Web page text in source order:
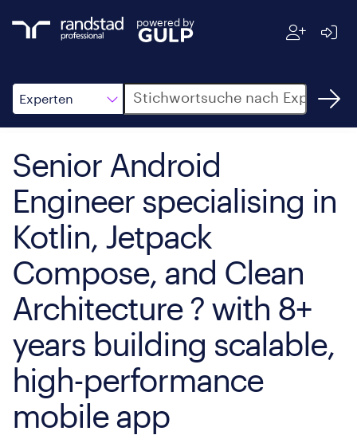
powered by
Experten
Suche
Senior Android
Engineer specialising in
Kotlin, Jetpack
Compose, and Clean
Architecture ? with 8+
years building scalable,
high-performance
mobile app